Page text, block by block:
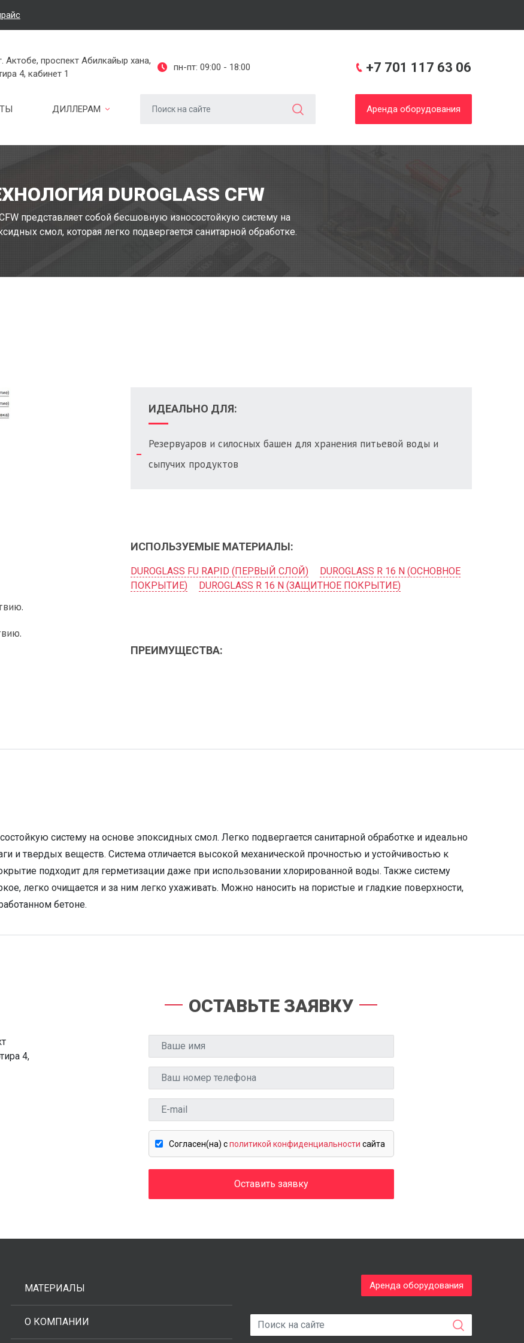
Актобе, проспект Абилкайыр хана,
4, кабинет 1
пн-пт: 09:00 - 18:00 +7 701 117 63 06
ДИЛЛЕРАМ Аренда оборудования
DUROGLASS CFW
представляет собой бесшовную износостойкую систему на
смол, которая легко подвергается санитарной обработке.
ИДЕАЛЬНО ДЛЯ:
Резервуаров и силосных башен для хранения питьевой воды и
сыпучих продуктов
ИСПОЛЬЗУЕМЫЕ МАТЕРИАЛЫ:
DUROGLASS FU RAPID (ПЕРВЫЙ СЛОЙ)
DUROGLASS R 16 N (ОСНОВНОЕ
ПОКРЫТИЕ)
DUROGLASS R 16 N (ЗАЩИТНОЕ ПОКРЫТИЕ)
ПРЕИМУЩЕСТВА:
систему на основе эпоксидных смол. Легко подвергается санитарной обработке и идеально
и твердых веществ. Система отличается высокой механической прочностью и устойчивостью к
подходит для герметизации даже при использовании хлорированной воды. Также систему
легко очищается и за ним легко ухаживать. Можно наносить на пористые и гладкие поверхности,
бетоне.
4,
ОСТАВЬТЕ ЗАЯВКУ
Cогласен(на) cполитикой конфиденциальности сайта
Оставить заявку
МАТЕРИАЛЫ
О КОМПАНИИ
Аренда оборудования